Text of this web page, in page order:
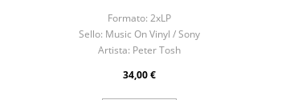
Formato: 2xLP
Sello: Music On Vinyl / Sony
Artista: Peter Tosh
34,00 €